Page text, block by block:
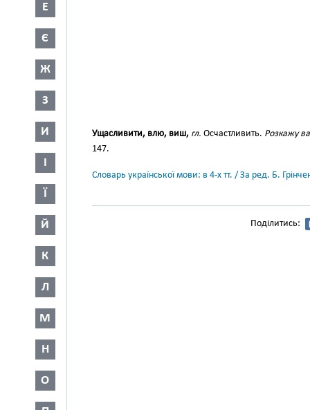
Е
Є
Ж
З
И
І
Ї
Й
К
Л
М
Н
О
Ущасливити, влю, виш, гл. Осчастливить. Розкажу
147.
Словарь української мови: в 4-х тт. / За ред. Б.
Поділитись: